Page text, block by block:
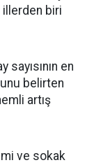
illerden biri
en
belirten
artış
ve sokak